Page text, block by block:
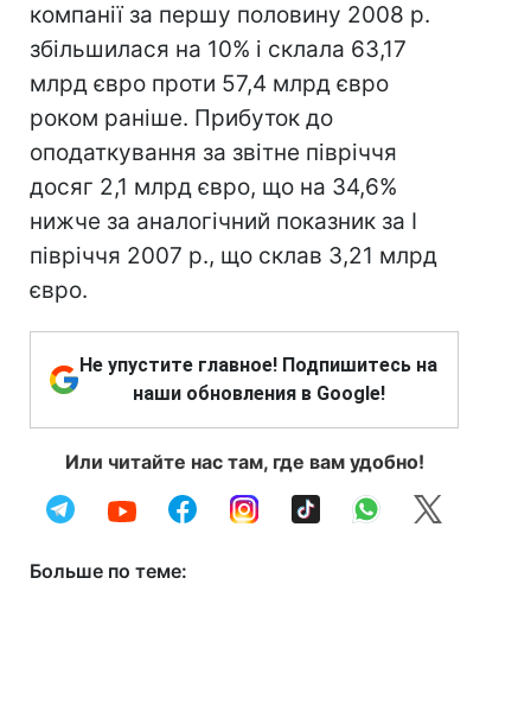
компанії за першу половину 2008 р.
збільшилася на 10% і склала 63,17
млрд євро проти 57,4 млрд євро
роком раніше. Прибуток до
оподаткування за звітне півріччя
досяг 2,1 млрд євро, що на 34,6%
нижче за аналогічний показник за I
півріччя 2007 р., що склав 3,21 млрд
євро.
Не упустите главное! Подпишитесь на
наши обновления в Google!
Или читайте нас там, где вам удобно!
Больше по теме: